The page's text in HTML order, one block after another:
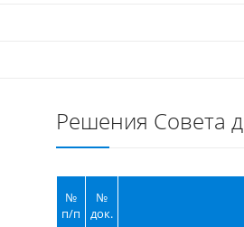
Решения Совета
№
п/п
№
док.